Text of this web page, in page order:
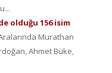
olduğu 156 isim
Murathan
Ahmet Büke,